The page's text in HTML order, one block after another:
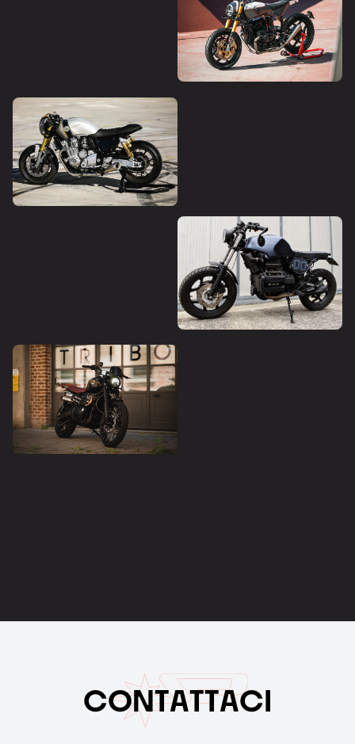
CONTATTACI